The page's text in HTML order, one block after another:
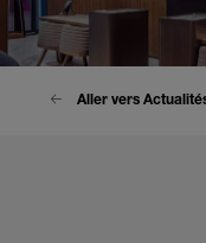
Aller vers